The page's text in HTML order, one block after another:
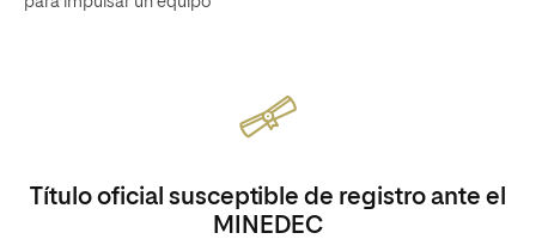
Título oficial susceptible de registro ante el
MINEDEC